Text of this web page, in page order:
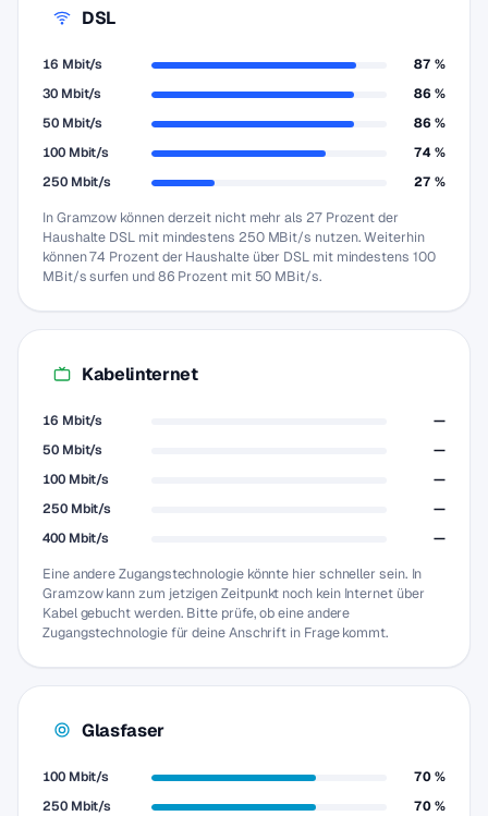
DSL
16 Mbit/s
87 %
30 Mbit/s
86 %
50 Mbit/s
86 %
100 Mbit/s
74 %
250 Mbit/s
27 %
In Gramzow können derzeit nicht mehr als 27 Prozent der
Haushalte DSL mit mindestens 250 MBit/s nutzen. Weiterhin
können 74 Prozent der Haushalte über DSL mit mindestens 100
MBit/s surfen und 86 Prozent mit 50 MBit/s.
Kabelinternet
16 Mbit/s
—
50 Mbit/s
—
100 Mbit/s
—
250 Mbit/s
—
400 Mbit/s
—
Eine andere Zugangstechnologie könnte hier schneller sein. In
Gramzow kann zum jetzigen Zeitpunkt noch kein Internet über
Kabel gebucht werden. Bitte prüfe, ob eine andere
Zugangstechnologie für deine Anschrift in Frage kommt.
Glasfaser
100 Mbit/s
70 %
250 Mbit/s
70 %